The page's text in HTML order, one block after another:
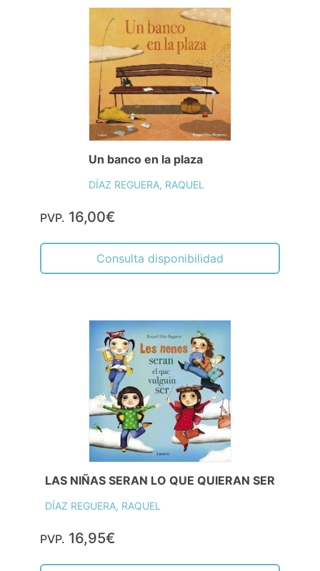
Un banco en la plaza
DÍAZ REGUERA, RAQUEL
PVP. 16,00€
Consulta disponibilidad
LAS NIÑAS SERAN LO QUE QUIERAN SER
DÍAZ REGUERA, RAQUEL
PVP. 16,95€